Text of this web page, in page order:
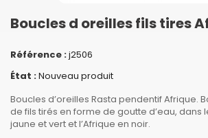
Boucles d oreilles fils tires
Référence :j2506
État :Nouveau produit
Boucles d’oreilles Rasta pendentif Afrique.
de fils tirés en forme de goutte d’eau, dans
jaune et vert et l’Afrique en noir.